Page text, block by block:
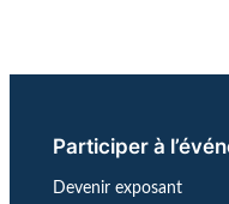
Participer à
Devenir exposant